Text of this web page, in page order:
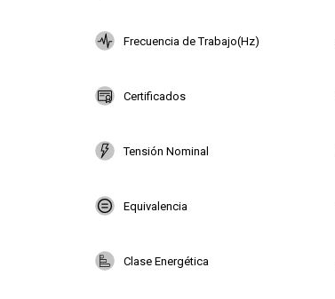
Frecuencia de Trabajo(Hz)
Certificados
Tensión Nominal
Equivalencia
Clase Energética